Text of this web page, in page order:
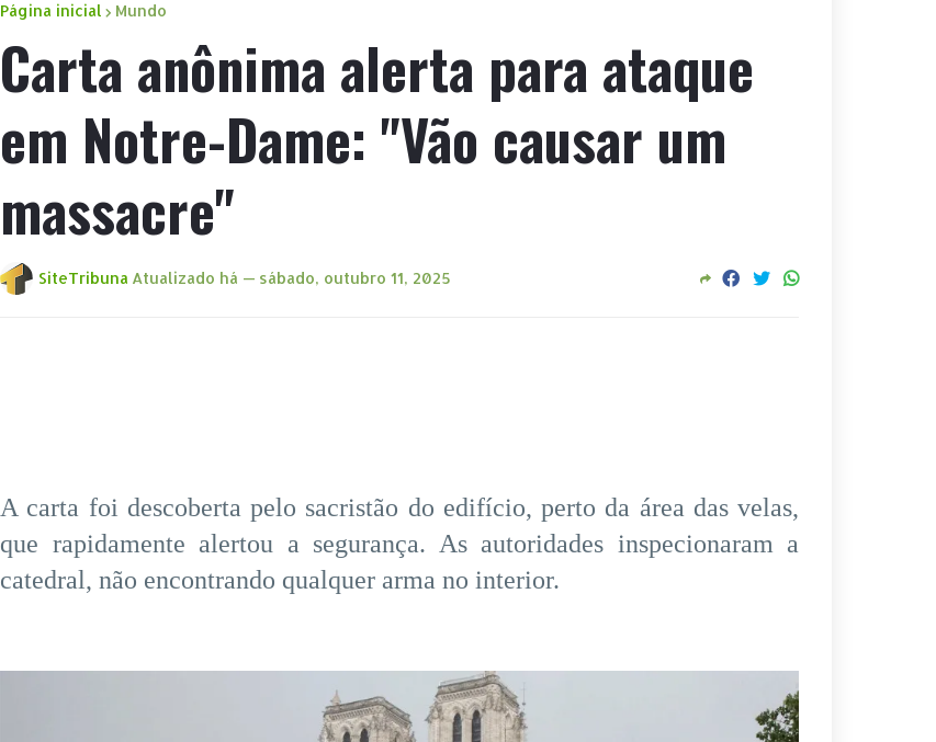
Página inicial Mundo
Carta anônima alerta para ataque
em Notre-Dame: "Vão causar um
massacre"
SiteTribuna Atualizado há — sábado, outubro 11, 2025
A carta foi descoberta pelo sacristão do edifício, perto da área das velas,
que rapidamente alertou a segurança. As autoridades inspecionaram a
catedral, não encontrando qualquer arma no interior.